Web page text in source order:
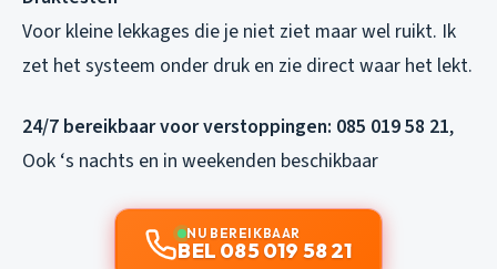
Voor kleine lekkages die je niet ziet maar wel ruikt. Ik
zet het systeem onder druk en zie direct waar het lekt.
24/7 bereikbaar voor verstoppingen: 085 019 58 21,
Ook ‘s nachts en in weekenden beschikbaar
NU BEREIKBAAR
BEL 085 019 58 21